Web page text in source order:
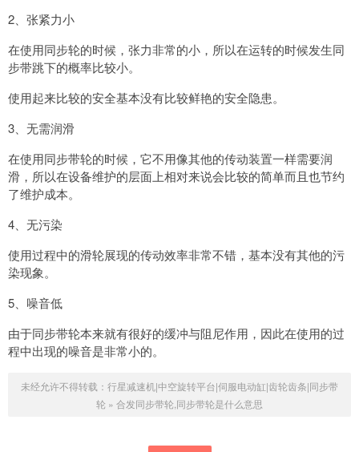
2、张紧力小
在使用同步轮的时候，张力非常的小，所以在运转的时候发生同
步带跳下的概率比较小。
使用起来比较的安全基本没有比较鲜艳的安全隐患。
3、无需润滑
在使用同步带轮的时候，它不用像其他的传动装置一样需要润
滑，所以在设备维护的层面上相对来说会比较的简单而且也节约
了维护成本。
4、无污染
使用过程中的滑轮展现的传动效率非常不错，基本没有其他的污
染现象。
5、噪音低
由于同步带轮本来就有很好的缓冲与阻尼作用，因此在使用的过
程中出现的噪音是非常小的。
未经允许不得转载： 行星减速机|中空旋转平台|伺服电动缸|齿轮齿条|同步带
轮 » 合发同步带轮,同步带轮是什么意思